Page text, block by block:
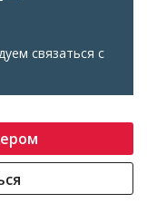
связаться с